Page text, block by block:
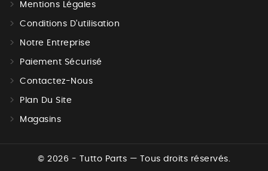
Mentions Légales
Conditions D'utilisation
Notre Entreprise
Paiement Sécurisé
Contactez-Nous
Plan Du Site
Magasins
© 2026 - Tutto Parts — Tous droits réservés.